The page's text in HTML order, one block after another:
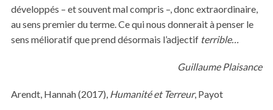
développés – et souvent mal compris –, donc extraordinaire,
au sens premier du terme. Ce qui nous donnerait à penser le
sens mélioratif que prend désormais l’adjectif terrible…
Guillaume Plaisance
Arendt, Hannah (2017), Humanité et Terreur, Payot